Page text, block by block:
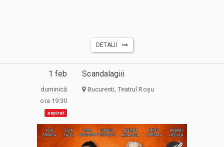
DETALII
1 feb
duminică
ora 19:30
expirat
Scandalagiii
Bucuresti, Teatrul Roșu